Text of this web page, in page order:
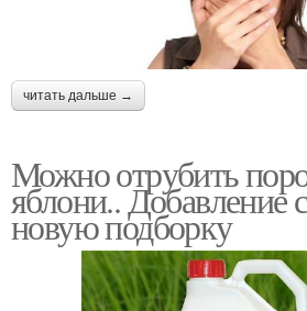
читать дальше →
Можно отрубить
яблони.. Добавление
новую подборку